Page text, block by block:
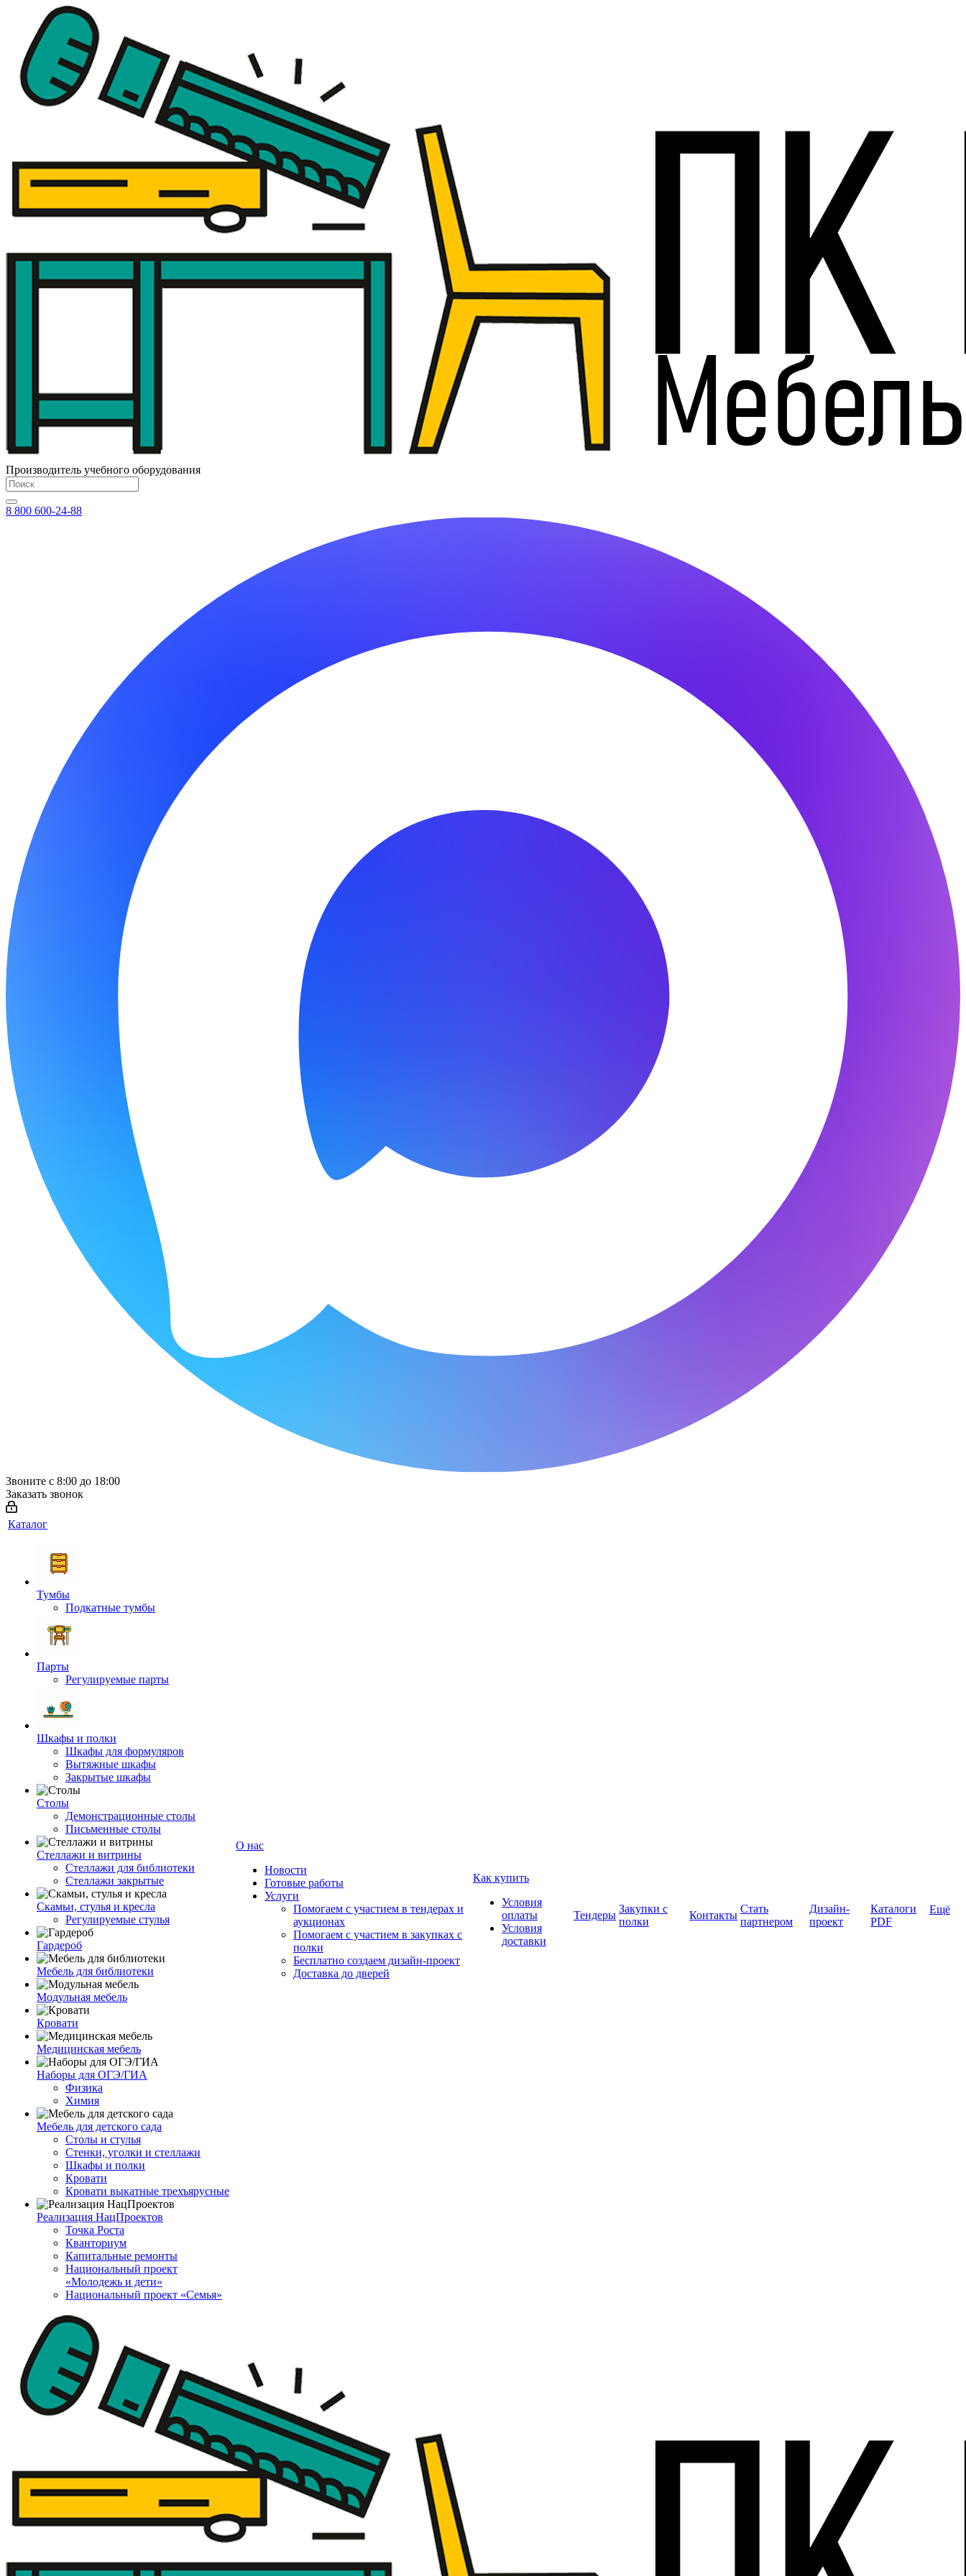
Производитель учебного оборудования
8 800 600-24-88
Звоните с 8:00 до 18:00
Заказать звонок
Каталог
Тумбы
Подкатные тумбы
Парты
Регулируемые парты
Шкафы и полки
Шкафы для формуляров
Вытяжные шкафы
Закрытые шкафы
Столы
Демонстрационные столы
Письменные столы
Стеллажи и витрины
Стеллажи для библиотеки
Стеллажи закрытые
Скамьи, стулья и кресла
Регулируемые стулья
Гардероб
Мебель для библиотеки
Модульная мебель
Кровати
Медицинская мебель
Наборы для ОГЭ/ГИА
Физика
Химия
Мебель для детского сада
Столы и стулья
Стенки, уголки и стеллажи
Шкафы и полки
Кровати
Кровати выкатные трехъярусные
Реализация НацПроектов
Точка Роста
Кванториум
Капитальные ремонты
Национальный проект
«Молодежь и дети»
Национальный проект «Семья»
О нас
Новости
Готовые работы
Услуги
Помогаем с участием в тендерах и
аукционах
Помогаем с участием в закупках с
полки
Бесплатно создаем дизайн-проект
Доставка до дверей
Как купить
Условия
оплаты
Условия
доставки
Тендеры
Закупки с
полки
Контакты
Стать
партнером
Дизайн-
проект
Каталоги
PDF
Ещё